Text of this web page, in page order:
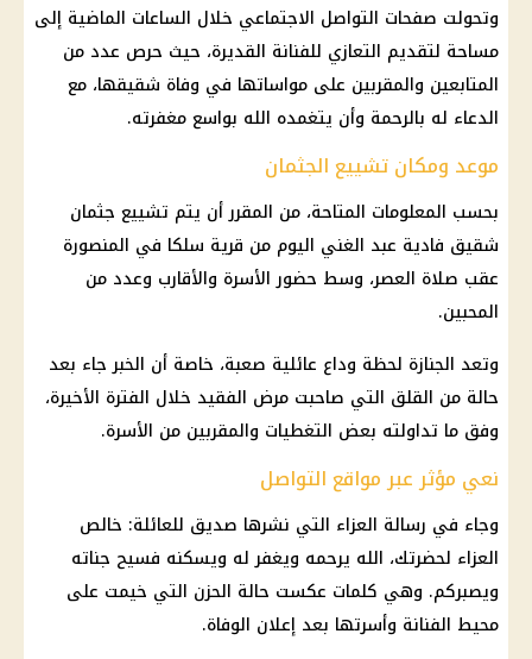
وتحولت صفحات التواصل الاجتماعي خلال الساعات الماضية إلى
مساحة لتقديم التعازي للفنانة القديرة، حيث حرص عدد من
المتابعين والمقربين على مواساتها في وفاة شقيقها، مع
الدعاء له بالرحمة وأن يتغمده الله بواسع مغفرته.
موعد ومكان تشييع الجثمان
بحسب المعلومات المتاحة، من المقرر أن يتم تشييع جثمان
شقيق فادية عبد الغني اليوم من قرية سلكا في المنصورة
عقب صلاة العصر، وسط حضور الأسرة والأقارب وعدد من
المحبين.
وتعد الجنازة لحظة وداع عائلية صعبة، خاصة أن الخبر جاء بعد
حالة من القلق التي صاحبت مرض الفقيد خلال الفترة الأخيرة،
وفق ما تداولته بعض التغطيات والمقربين من الأسرة.
نعي مؤثر عبر مواقع التواصل
وجاء في رسالة العزاء التي نشرها صديق للعائلة: خالص
العزاء لحضرتك، الله يرحمه ويغفر له ويسكنه فسيح جناته
ويصبركم. وهي كلمات عكست حالة الحزن التي خيمت على
محيط الفنانة وأسرتها بعد إعلان الوفاة.